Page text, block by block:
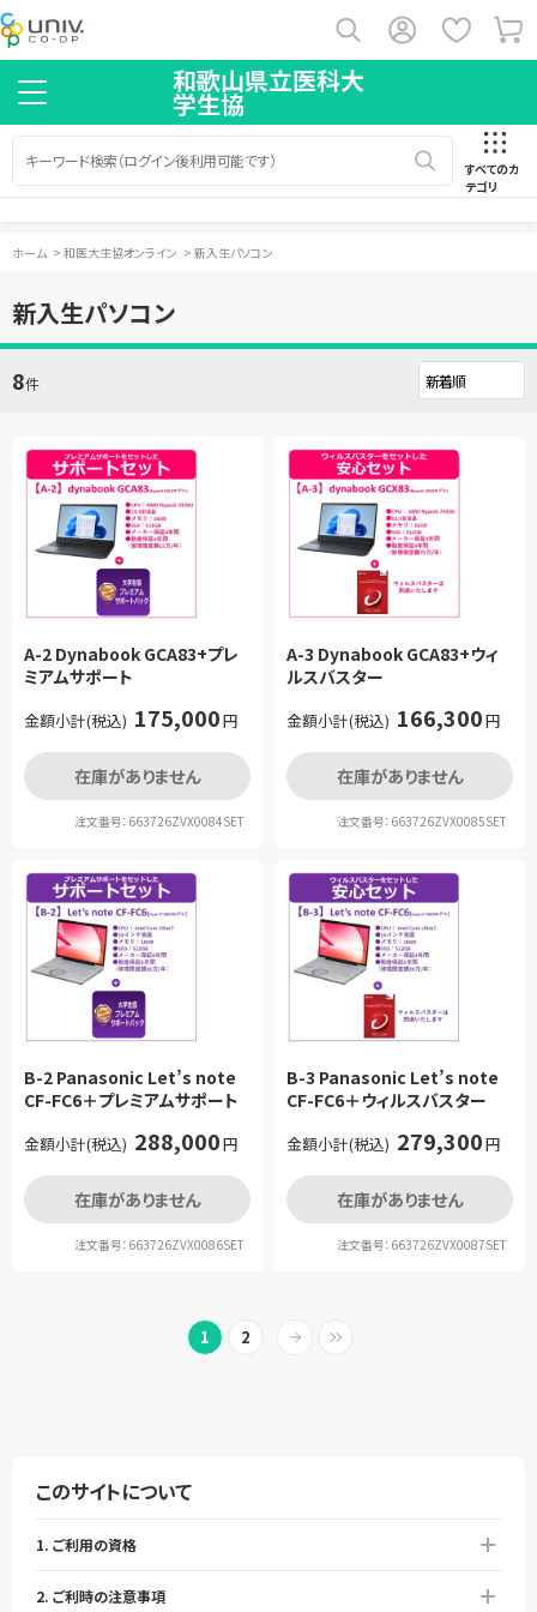
和歌山県立医科大
学生協
すべてのカ
テゴリ
ホーム > 和医大生協オンライン > 新入生パソコン
新入生パソコン
8件
A-2 Dynabook GCA83+プレ
ミアムサポート
金額小計(税込) 175,000円
在庫がありません
注文番号：663726ZVX0084SET
A-3 Dynabook GCA83+ウィ
ルスバスター
金額小計(税込) 166,300円
在庫がありません
注文番号：663726ZVX0085SET
B-2 Panasonic Let’s note
CF-FC6＋プレミアムサポート
金額小計(税込) 288,000円
在庫がありません
注文番号：663726ZVX0086SET
B-3 Panasonic Let’s note
CF-FC6＋ウィルスバスター
金額小計(税込) 279,300円
在庫がありません
注文番号：663726ZVX0087SET
1 2
このサイトについて
1. ご利用の資格
2. ご利時の注意事項